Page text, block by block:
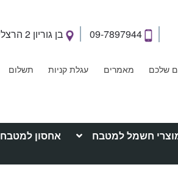
09-7897944 בן גוריון 2 הרצליה
שלכם מאמרים עגלת קניות תשלום
חשמל למטבח אחסון למטבח